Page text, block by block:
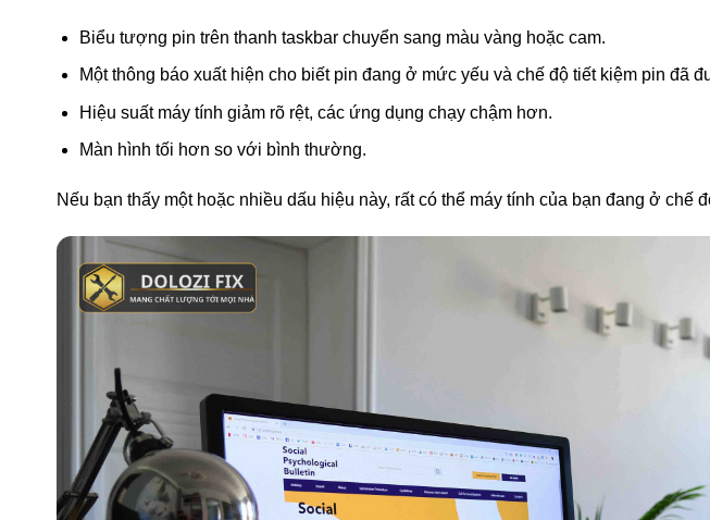
Biểu tượng pin trên thanh taskbar chuyển sang màu vàng hoặc cam.
Một thông báo xuất hiện cho biết pin đang ở mức yếu và chế độ tiết kiệm pin đã
Hiệu suất máy tính giảm rõ rệt, các ứng dụng chạy chậm hơn.
Màn hình tối hơn so với bình thường.
Nếu bạn thấy một hoặc nhiều dấu hiệu này, rất có thể máy tính của bạn đang ở chế